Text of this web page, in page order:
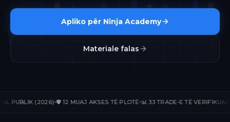
Apliko për Ninja Academy
Materiale falas
(2026) 🛡️ 12 MUAJ AKSES TË PLOTË 📊 33 TRADE-E TË VERIFIKUARA 📈